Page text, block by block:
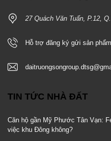
27 Quách Văn Tuấn, P.12,
Hỗ trợ đăng ký gửi sản
TIN TỨC NHÀ ĐẤT
Căn hộ gần Mỹ Phước Tân Vạn:
việc khu Đông không?